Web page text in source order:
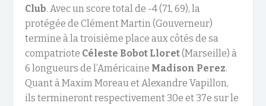
Club. Avec un score total de -4 (71, 69), la
protégée de Clément Martin (Gouverneur)
termine à la troisième place aux côtés de sa
compatriote Céleste Bobot Lloret(Marseille) à
6 longueurs de l’Américaine Madison Perez.
Quant à Maxim Moreau et Alexandre Vapillon,
ils termineront respectivement 30e et 37e sur le